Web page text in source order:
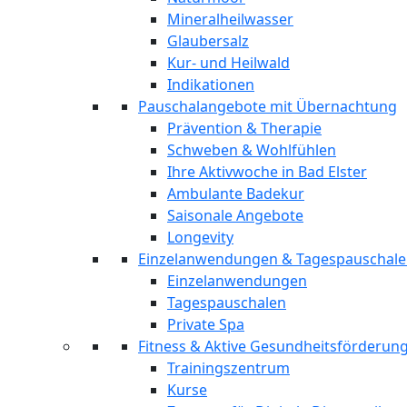
Mineralheilwasser
Glaubersalz
Kur- und Heilwald
Indikationen
Pauschalangebote mit Übernachtung
Prävention & Therapie
Schweben & Wohlfühlen
Ihre Aktivwoche in Bad Elster
Ambulante Badekur
Saisonale Angebote
Longevity
Einzelanwendungen &
Einzelanwendungen
Tagespauschalen
Private Spa
Fitness & Aktive
Trainingszentrum
Kurse